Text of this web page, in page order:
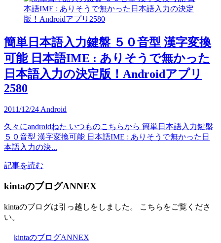
簡単日本語入力鍵盤 ５０音型 漢字変換
可能 日本語IME : ありそうで無かった
日本語入力の決定版！Androidアプリ
2580
2011/12/24 Android
久々にandroidねた いつものこちらから 簡単日本語入力鍵盤
５０音型 漢字変換可能 日本語IME : ありそうで無かった日
本語入力の決...
記事を読む
kintaのブログANNEX
kintaのブログは引っ越しをしました。 こちらをご覧くださ
い。
kintaのブログANNEX